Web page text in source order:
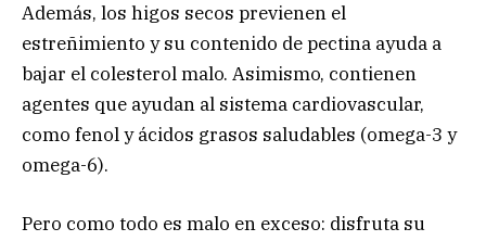
Además, los higos secos previenen el
estreñimiento y su contenido de pectina ayuda a
bajar el colesterol malo. Asimismo, contienen
agentes que ayudan al sistema cardiovascular,
como fenol y ácidos grasos saludables (omega-3 y
omega-6).
Pero como todo es malo en exceso: disfruta su